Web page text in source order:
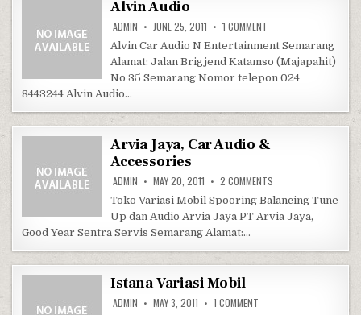
Alvin Audio
ADMIN JUNE 25, 2011 1 COMMENT
Alvin Car Audio N Entertainment Semarang
Alamat: Jalan Brigjend Katamso (Majapahit)
No 35 Semarang Nomor telepon 024
8443244 Alvin Audio…
Arvia Jaya, Car Audio &
Accessories
ADMIN MAY 20, 2011 2 COMMENTS
Toko Variasi Mobil Spooring Balancing Tune
Up dan Audio Arvia Jaya PT Arvia Jaya,
Good Year Sentra Servis Semarang Alamat:…
Istana Variasi Mobil
ADMIN MAY 3, 2011 1 COMMENT